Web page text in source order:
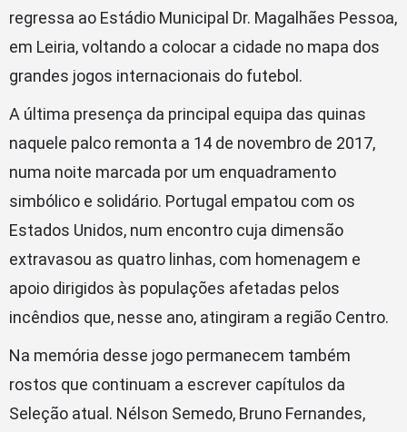
regressa ao Estádio Municipal Dr. Magalhães Pessoa,
em Leiria, voltando a colocar a cidade no mapa dos
grandes jogos internacionais do futebol.
A última presença da principal equipa das quinas
naquele palco remonta a 14 de novembro de 2017,
numa noite marcada por um enquadramento
simbólico e solidário. Portugal empatou com os
Estados Unidos, num encontro cuja dimensão
extravasou as quatro linhas, com homenagem e
apoio dirigidos às populações afetadas pelos
incêndios que, nesse ano, atingiram a região Centro.
Na memória desse jogo permanecem também
rostos que continuam a escrever capítulos da
Seleção atual. Nélson Semedo, Bruno Fernandes,